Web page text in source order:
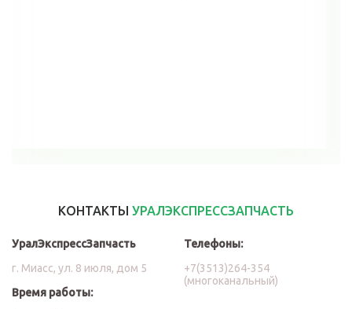
КОНТАКТЫ УРАЛЭКСПРЕССЗАПЧАСТЬ
УралЭкспрессЗапчасть
г. Миасс, ул. 8 июля, дом 5
Время работы:
Телефоны:
+7(3513)264-354
(многоканальный)